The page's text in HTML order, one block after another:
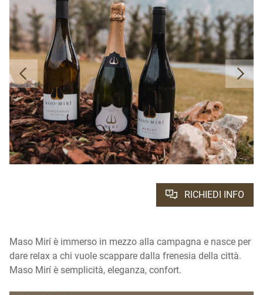
RICHIEDI INFO
Maso Mirí è immerso in mezzo alla campagna e nasce per
dare relax a chi vuole scappare dalla frenesia della città.
Maso Mirí è semplicità, eleganza, confort.